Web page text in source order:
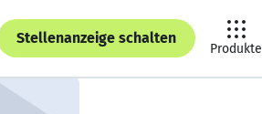
Stellenanzeige schalten
Produkte